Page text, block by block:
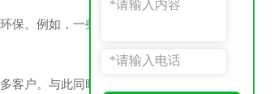
保。例如，一些公司研发出了智能
客户。与此同时，服务质量也成为